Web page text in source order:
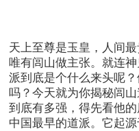
天上至尊是玉皇，人间
唯有闾山做主张。就连
派到底是个什么来头呢
吗？今天就为你揭秘闾
到底有多强，得先看他
中国最早的道派。它起